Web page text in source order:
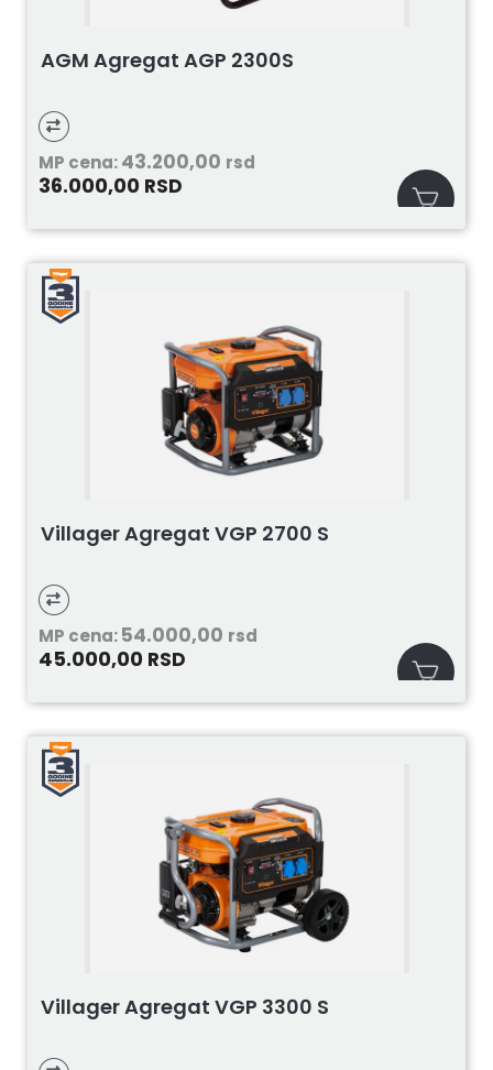
AGM Agregat AGP 2300S
MP cena:43.200,00 rsd
36.000,00 RSD
Villager Agregat VGP 2700 S
MP cena:54.000,00 rsd
45.000,00 RSD
Villager Agregat VGP 3300 S